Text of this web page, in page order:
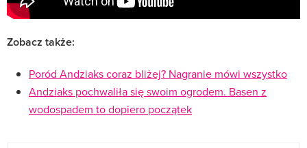
Zobacz także:
Poród Andziaks coraz bliżej? Nagranie mówi wszystko
Andziaks pochwaliła się swoim ogrodem. Basen z
wodospadem to dopiero początek